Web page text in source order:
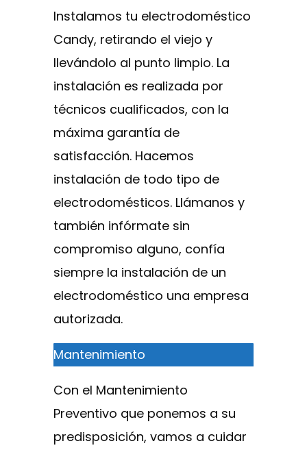
Instalamos tu electrodoméstico
Candy, retirando el viejo y
llevándolo al punto limpio. La
instalación es realizada por
técnicos cualificados, con la
máxima garantía de
satisfacción. Hacemos
instalación de todo tipo de
electrodomésticos. Llámanos y
también infórmate sin
compromiso alguno, confía
siempre la instalación de un
electrodoméstico una empresa
autorizada.
Mantenimiento
Con el Mantenimiento
Preventivo que ponemos a su
predisposición, vamos a cuidar